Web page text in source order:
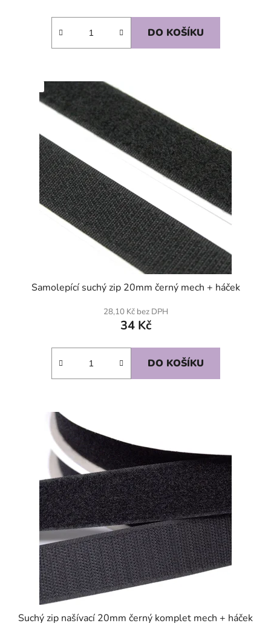
DO KOŠÍKU
Samolepící suchý zip 20mm černý mech + háček
28,10 Kč bez DPH
34 Kč
DO KOŠÍKU
Suchý zip našívací 20mm černý komplet mech + háček